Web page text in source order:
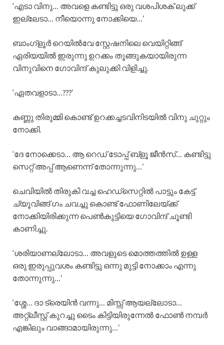
‘എടാ വിനു… അവളെ കണ്ടിട്ടു ഒരു വശപിശക് ലുക്ക്
ഇല്ലേടാ… നീയൊന്നു നോക്കിയെ…’
ബാംഗ്ളൂര്‍ റെയില്‍വേ സ്റ്റേഷനിലെ വെയിറ്റിങ്ങ്
ഏരിയയില്‍ ഇരുന്നു ഉറക്കം തൂങ്ങുകയായിരുന്ന
വിനുവിനെ ഗോവിന്ദ് കുലുക്കി വിളിച്ചു.
‘ഏതവളാടാ…???’
കണ്ണു തിരുമ്മി കൊണ്ട് ഉറക്കച്ചടവിനിടയില്‍ വിനു ചുറ്റും
നോക്കി.
‘ദേ നോക്കെടാ… ആ റെഡ് ടോപ്പ് ബ്ളൂ ജീന്‍സ്… കണ്ടിട്ടു
സെറ്റ് അപ്പ് ആണെന്ന് തോന്നുന്നു…’
ചെവിയില്‍ തിരുകി വച്ച ഹെഡ്സെറ്റില്‍ പാട്ടും കേട്ട്
ച്യൂവിങ്ങ് ഗം ചവച്ചു കൊണ്ട് ഫോണിലേയ്ക്ക്
നോക്കിയിരിക്കുന്ന പെണ്‍കുട്ടിയെ ഗോവിന്ദ് ചൂണ്ടി
കാണിച്ചു.
‘ശരിയാണല്ലോടാ… അവളുടെ മൊത്തത്തില്‍ ഉള്ള
ഒരു ഇരുപ്പുവശം കണ്ടിട്ടു ഒന്നു മുട്ടി നോക്കാം എന്നു
തോന്നുന്നു…’
‘ശ്ശേ… ദാ ട്രെയിന്‍ വന്നു… മിസ്സ് ആയല്ലോടാ…
അറ്റ്ലീസ്റ്റ് കുറച്ചു ടൈം കിട്ടിയിരുന്നേല്‍ ഫോണ്‍ നമ്പര്‍
എങ്കിലും വാങ്ങാമായിരുന്നു…’